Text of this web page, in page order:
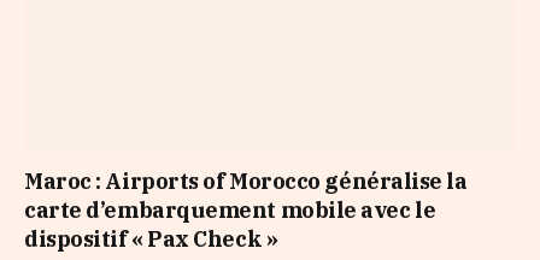
Maroc : Airports of Morocco généralise la
carte d’embarquement mobile avec le
dispositif « Pax Check »